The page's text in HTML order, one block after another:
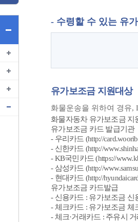
여권
- 수령할 수 있는 유
유가보조금 지원대상
화물운송을 위하여 경유,
화물자동차 유가보조금 지
유가보조금 카드 발급기관
- 우리카드 (http://
- 신한카드 (http://
- KB국민카드 (https://
- 삼성카드 (http://
- 현대카드 (http://
유가보조금 카드발급
- 신용카드 : 유가보조금
- 체크카드 : 유가보조금
- 체크·거래카드 : 주유시